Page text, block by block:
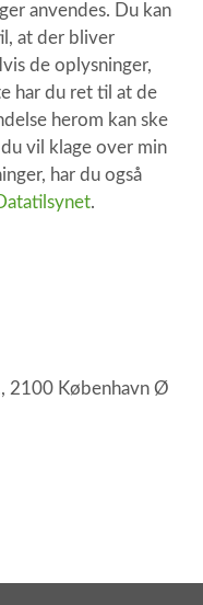
anvendes. Du kan
at der bliver
de oplysninger,
har du ret til at de
herom kan ske
vil klage over min
har du også
.
2100 København Ø